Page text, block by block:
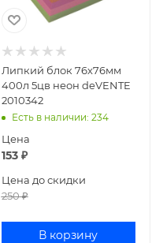
Липкий блок 76х76мм
400л 5цв неон deVENTE
2010342
Есть в наличии: 234
Цена
153₽
Цена до скидки
250₽
В корзину